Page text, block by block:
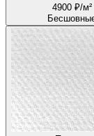
4900 ₽/м²